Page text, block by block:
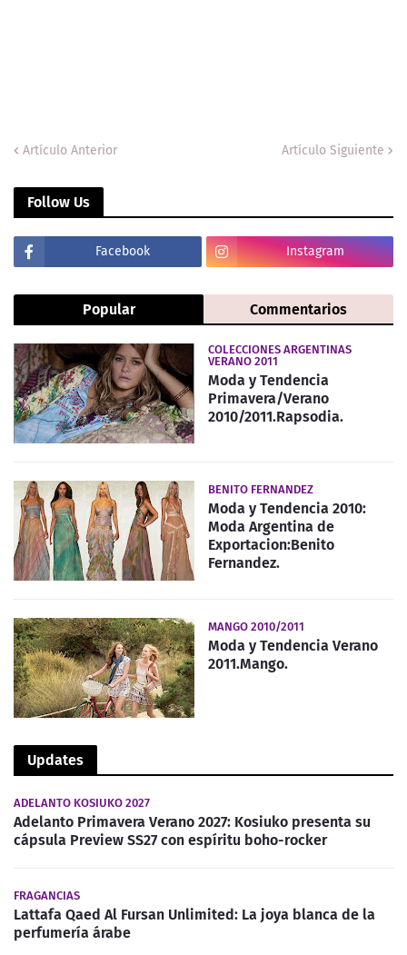
Artículo Anterior Artículo Siguiente
Follow Us
Facebook Instagram
Popular Commentarios
COLECCIONES ARGENTINAS
VERANO 2011
Moda y Tendencia
Primavera/Verano
2010/2011.Rapsodia.
BENITO FERNANDEZ
Moda y Tendencia 2010:
Moda Argentina de
Exportacion:Benito
Fernandez.
MANGO 2010/2011
Moda y Tendencia Verano
2011.Mango.
Updates
ADELANTO KOSIUKO 2027
Adelanto Primavera Verano 2027: Kosiuko presenta su
cápsula Preview SS27 con espíritu boho-rocker
FRAGANCIAS
Lattafa Qaed Al Fursan Unlimited: La joya blanca de la
perfumería árabe